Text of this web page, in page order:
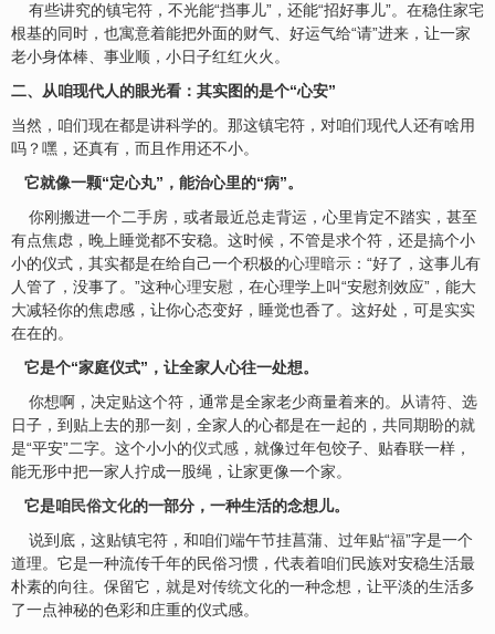
有些讲究的镇宅符，不光能“挡事儿”，还能“招好事儿”。在稳住家宅
根基的同时，也寓意着能把外面的财气、好运气给“请”进来，让一家
老小身体棒、事业顺，小日子红红火火。
二、从咱现代人的眼光看：其实图的是个“心安”
当然，咱们现在都是讲科学的。那这镇宅符，对咱们现代人还有啥用
吗？嘿，还真有，而且作用还不小。
它就像一颗“定心丸”，能治心里的“病”。
你刚搬进一个二手房，或者最近总走背运，心里肯定不踏实，甚至
有点焦虑，晚上睡觉都不安稳。这时候，不管是求个符，还是搞个小
小的仪式，其实都是在给自己一个积极的心理暗示 ：“好了，这事儿有
人管了，没事了。”这种心理安慰 ，在心理学上叫“安慰剂效应”，能大
大减轻你的焦虑感，让你心态变好，睡觉也香了。这好处，可是实实
在在的。
它是个“家庭仪式”，让全家人心往一处想。
你想啊，决定贴这个符，通常是全家老少商量着来的。从请符、选
日子，到贴上去的那一刻，全家人的心都是在一起的，共同期盼的就
是“平安”二字。这个小小的仪式感 ，就像过年包饺子、贴春联一样，
能无形中把一家人拧成一股绳，让家更像一个家。
它是咱民俗文化的一部分，一种生活的念想儿。
说到底，这贴镇宅符，和咱们端午节挂菖蒲、过年贴“福”字是一个
道理。它是一种流传千年的民俗习惯，代表着咱们民族对安稳生活最
朴素的向往。保留它，就是对传统文化的一种念想，让平淡的生活多
了一点神秘的色彩和庄重的仪式感。